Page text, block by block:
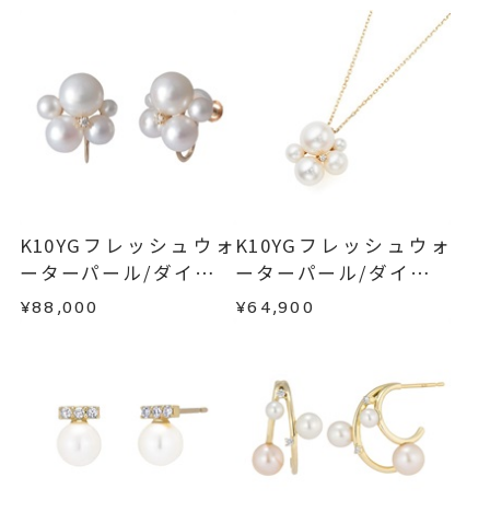
トップ 縦：約12.1mm 横：約1
2.1mm
パール 約4mm～7mm
地金入りシリコンキャッチ
場合、 お問い合わせ ください。
カテゴリー
、
K10YGピアス
-
例：金曜日17時までのご注文→翌週火曜日までに
発送いたします。
■お届け目安が「約1ヶ月半以内～」の商品
ご注文いただいてから在庫状況を確認いたしま
・在庫のご用意ができる場合： 約1週間～1ヶ月以
内を目安に発送いたします。
・受注生産となる場合： 商品ページに記載のある
※お急ぎの方はご注文前にお問い合わせくださ
い。事前に現在の納期状況を確認いたします。
お届け予定日はご注文から2営業日以内にメールに
ご注文状況が「注文済み」の場合に限り、キャ
メンバーシップ未登録のお客さまは、お問い合
わせフォームよりご連絡ください。
返品・交換
以下の場合、商品の返品・交換・返金
・受注生産の商品
・お客さまのお手元で傷や汚れが発生した商品
・到着後ご連絡無く7日以上経過した商品
・過度な交換・返品を繰り返している場合
商品の品質には万全を期しておりますが、万が一
不良品の場合、またはご注文のお品と異なる場合
K10YGフレッシュウォ
ーターパール/ダイヤモ
ンドイヤリング
¥88,000
K10YGフレッシュウォ
ーターパール/ダイヤモ
ンドネックレス
¥64,900